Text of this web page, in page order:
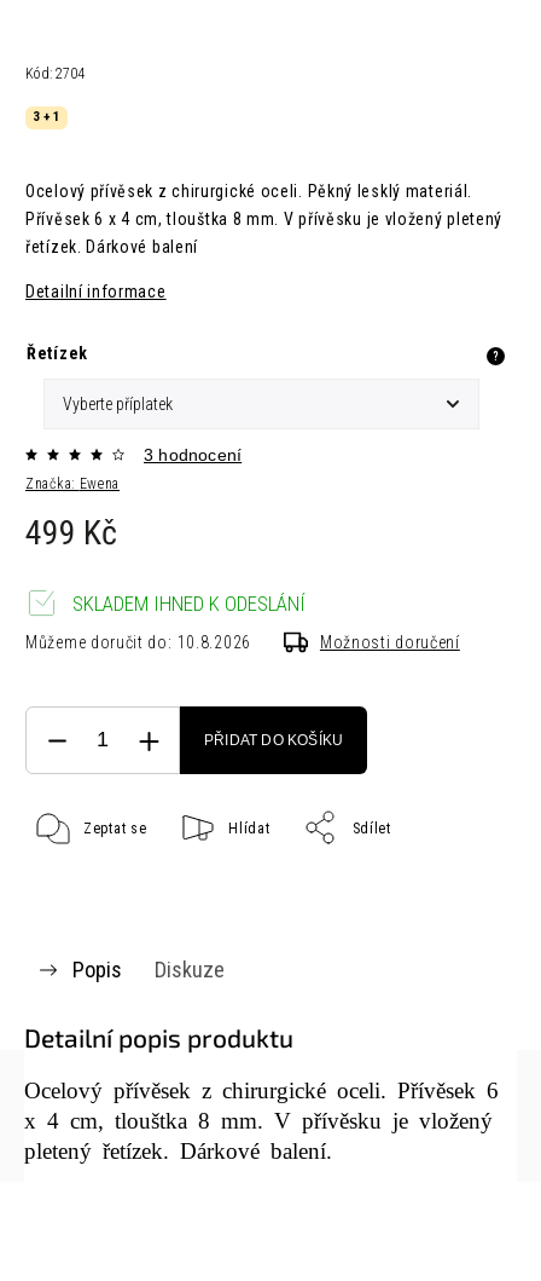
Kód: 2704
3 + 1
Ocelový přívěsek z chirurgické oceli. Pěkný lesklý materiál.
Přívěsek 6 x 4 cm,tlouštka 8 mm. V přívěsku je vložený pletený
řetízek. Dárkové balení
Detailní informace
Řetízek ?
Značka: Ewena
3 hodnocení
499 Kč
SKLADEM IHNED K ODESLÁNÍ
Můžeme doručit do: 10.8.2026 Možnosti doručení
PŘIDAT DO KOŠÍKU
Zeptat se Hlídat Sdílet
Popis Diskuze
Detailní popis produktu
Ocelový přívěsek z chirurgické oceli. Přívěsek 6
x 4 cm, tlouštka 8 mm. V přívěsku je vložený
pletený řetízek. Dárkové balení.